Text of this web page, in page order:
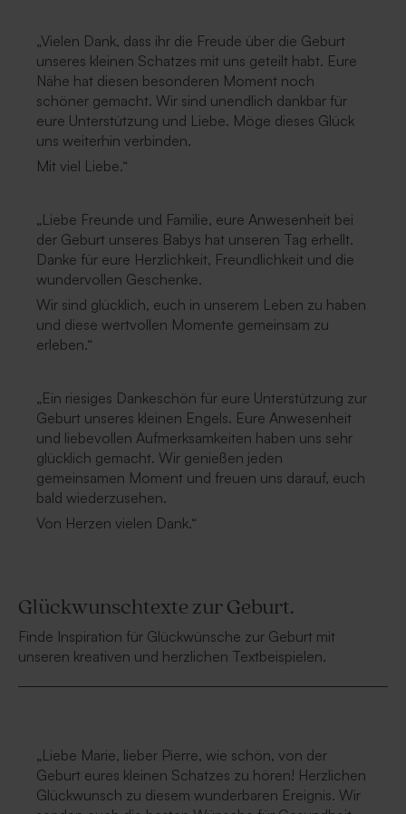
„Vielen Dank, dass ihr die Freude über die Geburt
unseres kleinen Schatzes mit uns geteilt habt. Eure
Nähe hat diesen besonderen Moment noch
schöner gemacht. Wir sind unendlich dankbar für
eure Unterstützung und Liebe. Möge dieses Glück
uns weiterhin verbinden.
Mit viel Liebe.“
„Liebe Freunde und Familie, eure Anwesenheit bei
der Geburt unseres Babys hat unseren Tag erhellt.
Danke für eure Herzlichkeit, Freundlichkeit und die
wundervollen Geschenke.
Wir sind glücklich, euch in unserem Leben zu haben
und diese wertvollen Momente gemeinsam zu
erleben.“
„Ein riesiges Dankeschön für eure Unterstützung zur
Geburt unseres kleinen Engels. Eure Anwesenheit
und liebevollen Aufmerksamkeiten haben uns sehr
glücklich gemacht. Wir genießen jeden
gemeinsamen Moment und freuen uns darauf, euch
bald wiederzusehen.
Von Herzen vielen Dank.“
Glückwunschtexte zur Geburt.
Finde Inspiration für Glückwünsche zur Geburt mit
unseren kreativen und herzlichen Textbeispielen.
„Liebe Marie, lieber Pierre, wie schön, von der
Geburt eures kleinen Schatzes zu hören! Herzlichen
Glückwunsch zu diesem wunderbaren Ereignis. Wir